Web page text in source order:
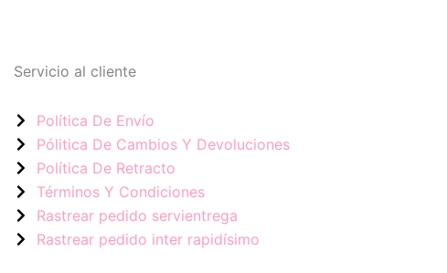
Servicio al cliente
Política De Envío
Pólitica De Cambios Y Devoluciones
Política De Retracto
Términos Y Condiciones
Rastrear pedido servientrega
Rastrear pedido inter rapidísimo